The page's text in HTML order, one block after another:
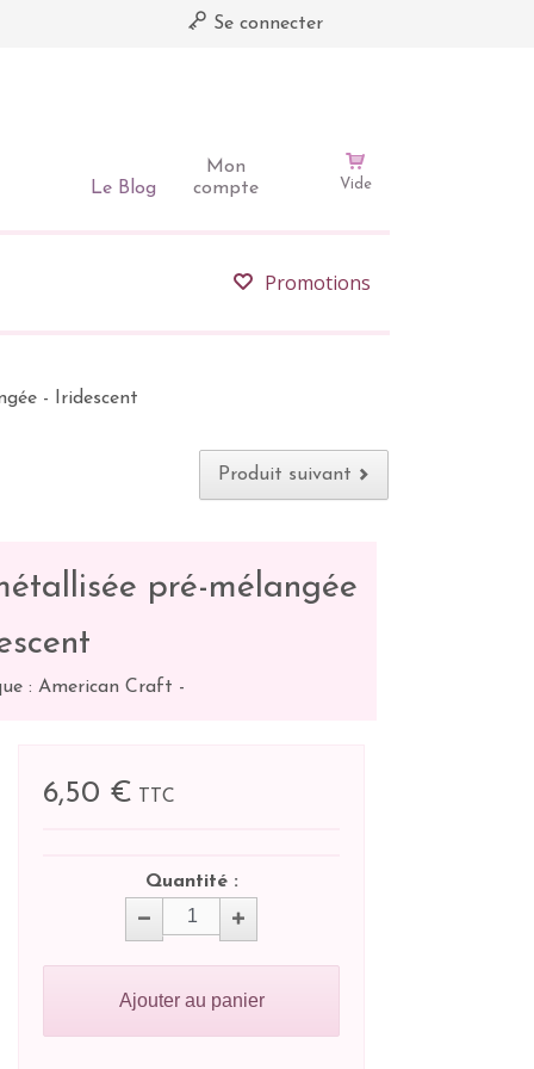
Se connecter
Mon
compte
Le Blog Vide
Promotions
- Iridescent
Produit suivant
pré-mélangée
: American Craft -
6,50 € TTC
Quantité :
Ajouter au panier